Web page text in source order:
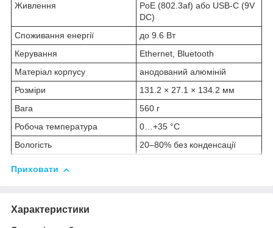
Живлення
PoE (802.3af) або USB-C (9V
DC)
Споживання енергії
до 9.6 Вт
Керування
Ethernet, Bluetooth
Матеріал корпусу
анодований алюміній
Розміри
131.2 × 27.1 × 134.2 мм
Вага
560 г
Робоча температура
0…+35 °C
Вологість
20–80% без конденсації
Приховати
Характеристики